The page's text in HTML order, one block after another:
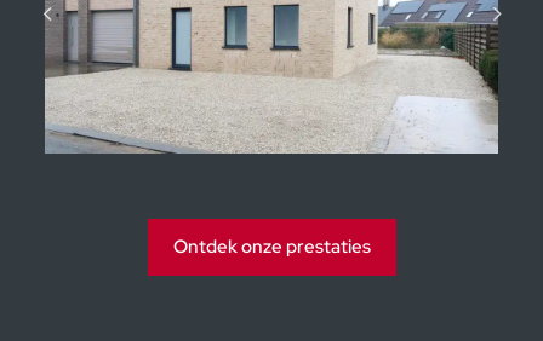
Kijkwoningen Moorsele
Ontdek onze prestaties